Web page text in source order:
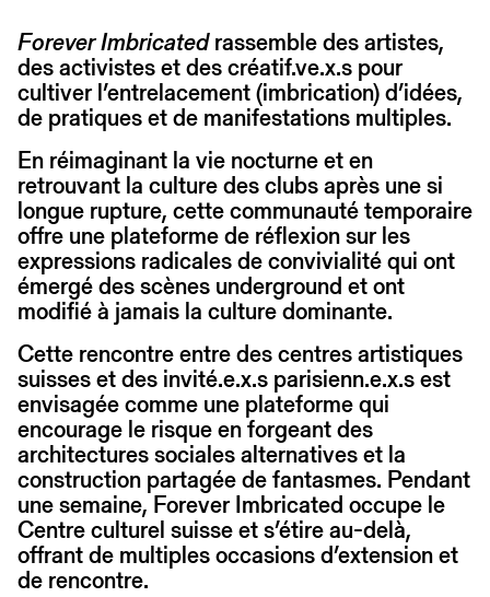
Forever Imbricatedrassemble des artistes,
des activistes et des créatif.ve.x.s pour
cultiver l’entrelacement (imbrication) d’idées,
de pratiques et de manifestations multiples.
En réimaginant la vie nocturne et en
retrouvant la culture des clubs après une si
longue rupture, cette communauté temporaire
offre une plateforme de réflexion sur les
expressions radicales de convivialité qui ont
émergé des scènes underground et ont
modifié à jamais la culture dominante.
Cette rencontre entre des centres artistiques
suisses et des invité.e.x.s parisienn.e.x.s est
envisagée comme une plateforme qui
encourage le risque en forgeant des
architectures sociales alternatives et la
construction partagée de fantasmes. Pendant
une semaine, Forever Imbricated occupe le
Centre culturel suisse et s’étire au-delà,
offrant de multiples occasions d’extension et
de rencontre.